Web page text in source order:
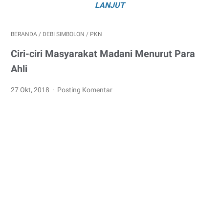
LANJUT
BERANDA / DEBI SIMBOLON / PKN
Ciri-ciri Masyarakat Madani Menurut Para
Ahli
27 Okt, 2018 Posting Komentar